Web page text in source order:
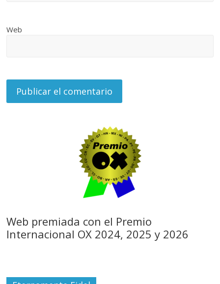
Web
Web premiada con el Premio
Internacional OX 2024, 2025 y 2026